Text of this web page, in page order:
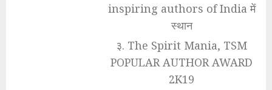
inspiring authors of India में
स्थान
३. The Spirit Mania, TSM
POPULAR AUTHOR AWARD
2K19